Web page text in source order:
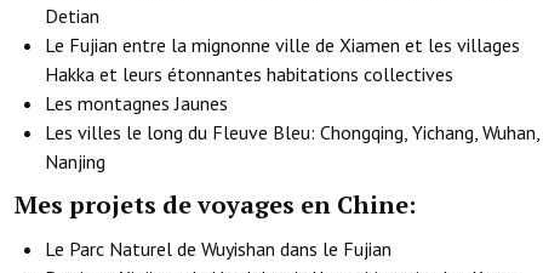
Detian
Le Fujian entre la mignonne ville de Xiamen et les villages
Hakka et leurs étonnantes habitations collectives
Les montagnes Jaunes
Les villes le long du Fleuve Bleu: Chongqing, Yichang, Wuhan,
Nanjing
Mes projets de voyages en Chine:
Le Parc Naturel de Wuyishan dans le Fujian